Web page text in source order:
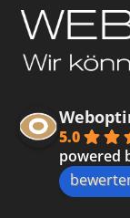
5.0
powered